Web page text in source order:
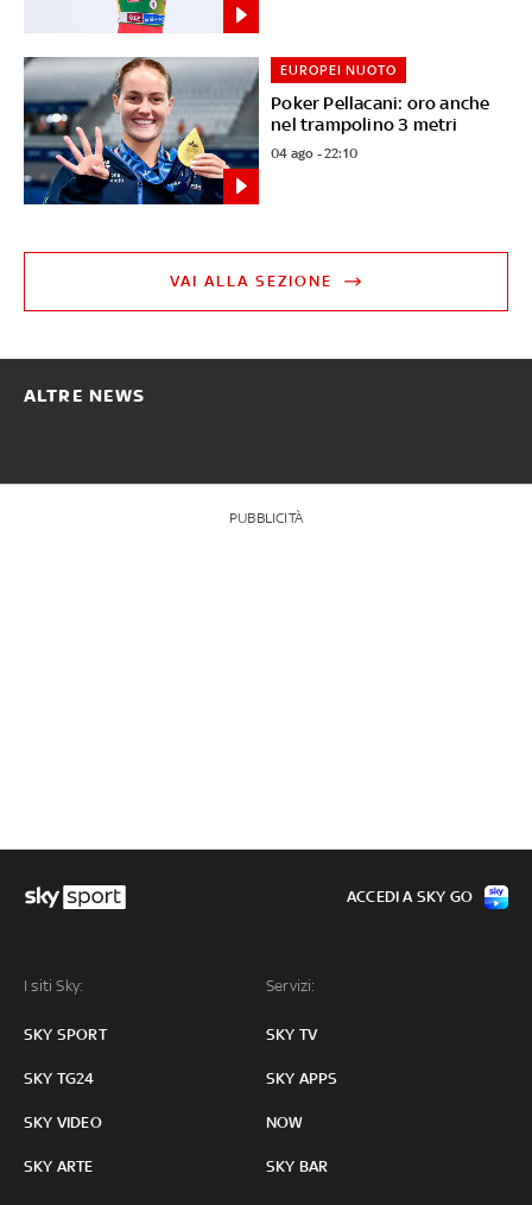
Poker Pellacani: oro anche
nel trampolino 3 metri
EUROPEI NUOTO
04 ago - 22:10
VAI ALLA SEZIONE
ALTRE NEWS
PUBBLICITÀ
I siti Sky:
SKY SPORT
SKY TG24
SKY VIDEO
SKY ARTE
Servizi:
SKY TV
SKY APPS
NOW
SKY BAR
ACCEDI A SKY GO